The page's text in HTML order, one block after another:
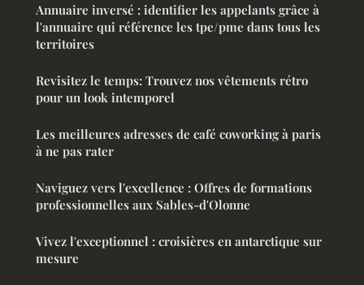
Annuaire inversé : identifier les appelants grâce à
l'annuaire qui référence les tpe/pme dans tous les
territoires
Revisitez le temps: Trouvez nos vêtements rétro
pour un look intemporel
Les meilleures adresses de café coworking à paris
à ne pas rater
Naviguez vers l'excellence : Offres de formations
professionnelles aux Sables-d'Olonne
Vivez l'exceptionnel : croisières en antarctique sur
mesure